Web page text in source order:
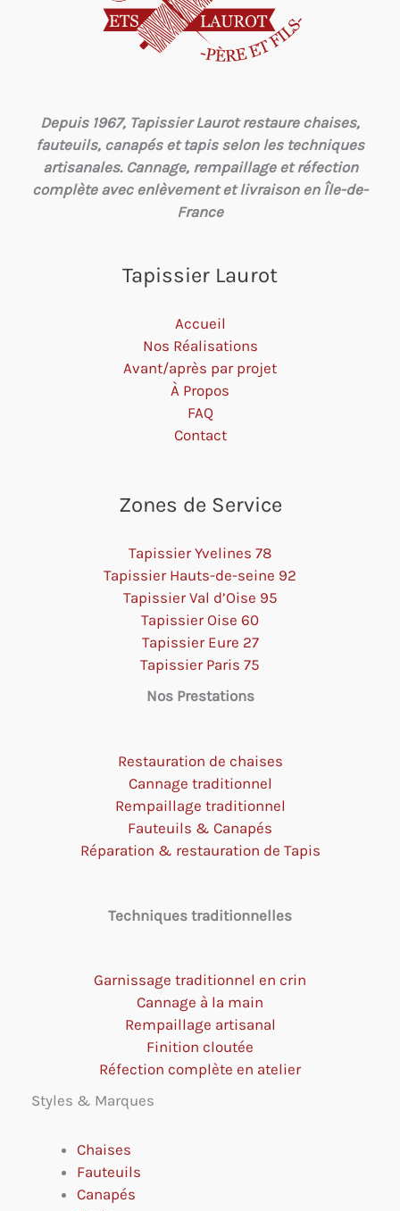
Depuis 1967, Tapissier Laurot restaure chaises,
fauteuils, canapés et tapis selon les techniques
artisanales. Cannage, rempaillage et réfection
complète avec enlèvement et livraison en Île-de-
France
Tapissier Laurot
Accueil
Nos Réalisations
Avant/après par projet
À Propos
FAQ
Contact
Zones de Service
Tapissier Yvelines 78
Tapissier Hauts-de-seine 92
Tapissier Val d’Oise 95
Tapissier Oise 60
Tapissier Eure 27
Tapissier Paris 75
Nos Prestations
Restauration de chaises
Cannage traditionnel
Rempaillage traditionnel
Fauteuils & Canapés
Réparation & restauration de Tapis
Techniques traditionnelles
Garnissage traditionnel en crin
Cannage à la main
Rempaillage artisanal
Finition cloutée
Réfection complète en atelier
Styles & Marques
Chaises
Fauteuils
Canapés